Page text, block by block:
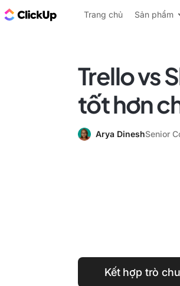
ClickUp Blog
Trang chủ Sản phẩm
Trello vs
tốt hơn
Arya DineshSenior
Kết hợp trò